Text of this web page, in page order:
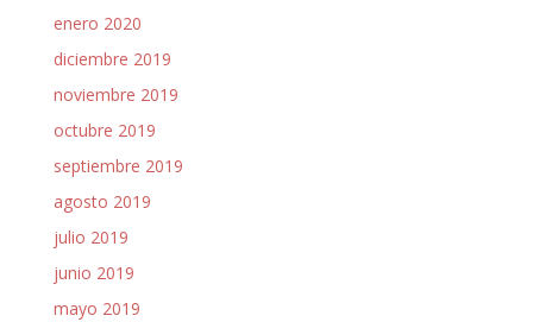
enero 2020
diciembre 2019
noviembre 2019
octubre 2019
septiembre 2019
agosto 2019
julio 2019
junio 2019
mayo 2019